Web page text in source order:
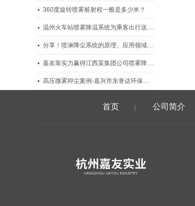
360度旋转喷雾桩射程一般是多少米？
温州火车站喷雾降温系统为乘客出行送清凉
分享！喷淋降尘系统的原理、应用领域以及使用优点
嘉友靠实力赢得江西某集团公司喷雾降温降尘工程
高压微雾抑尘案例-嘉兴市东誉达环保材料有限公司
首页 公司简介